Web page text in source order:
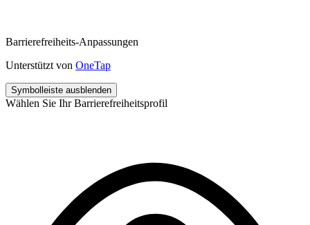
Barrierefreiheits-Anpassungen
Unterstützt von OneTap
Symbolleiste ausblenden
Wählen Sie Ihr Barrierefreiheitsprofil